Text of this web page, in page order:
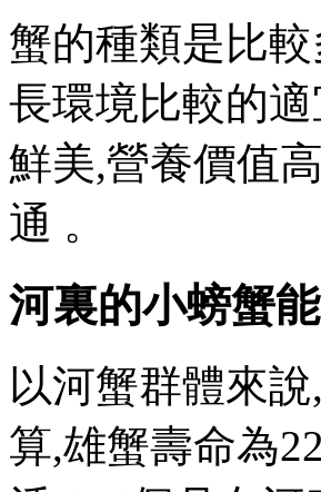
蟹的種類是比
長環境比較的適
鮮美,營養價值高
通 。
河裏的小螃蟹
以河蟹群體來說,
算,雄蟹壽命為